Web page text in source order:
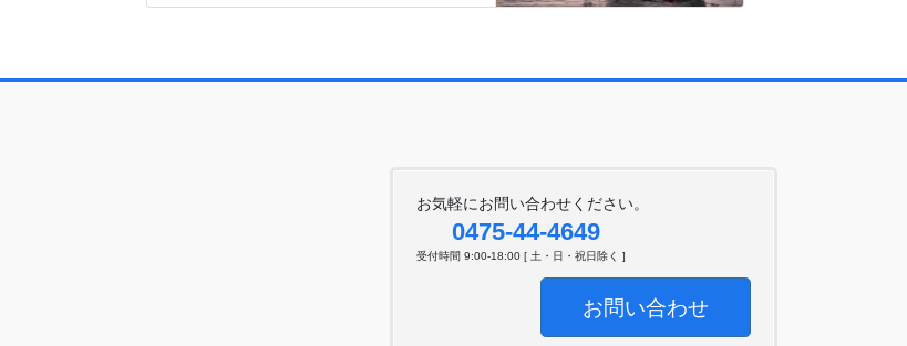
お気軽にお問い合わせください。
0475-44-4649
受付時間 9:00-18:00 [ 土・日・祝日除く ]
お問い合わせ